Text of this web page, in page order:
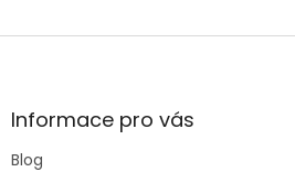
Z
aInformace pro vás
Blog